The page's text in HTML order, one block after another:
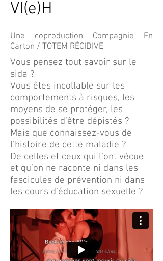
VI(e)H
Une coproduction Compagnie En
Carton / TOTEM RÉCIDIVE
Vous pensez tout savoir sur le
sida ?
Vous êtes incollable sur les
comportements à risques, les
moyens de se protéger, les
possibilités d’être dépistés ?
Mais que connaissez-vous de
l’histoire de cette maladie ?
De celles et ceux qui l’ont vécue
et qu’on ne raconte ni dans les
fascicules de prévention ni dans
les cours d’éducation sexuelle ?